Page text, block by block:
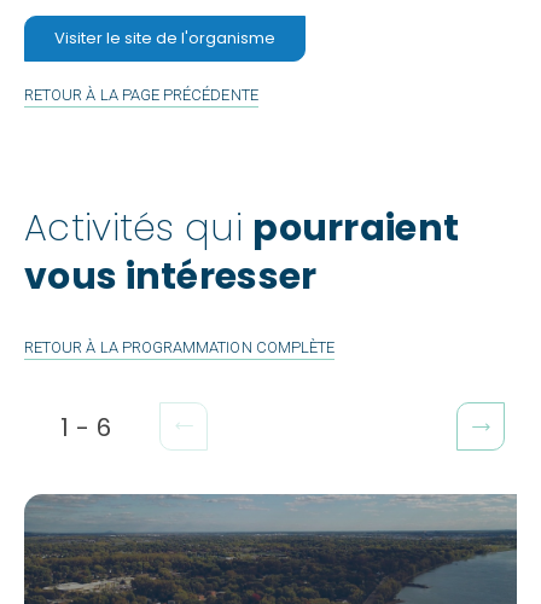
Visiter le site de l'organisme
RETOUR À LA PAGE PRÉCÉDENTE
Activités qui pourraient
vous intéresser
RETOUR À LA PROGRAMMATION COMPLÈTE
1 - 6